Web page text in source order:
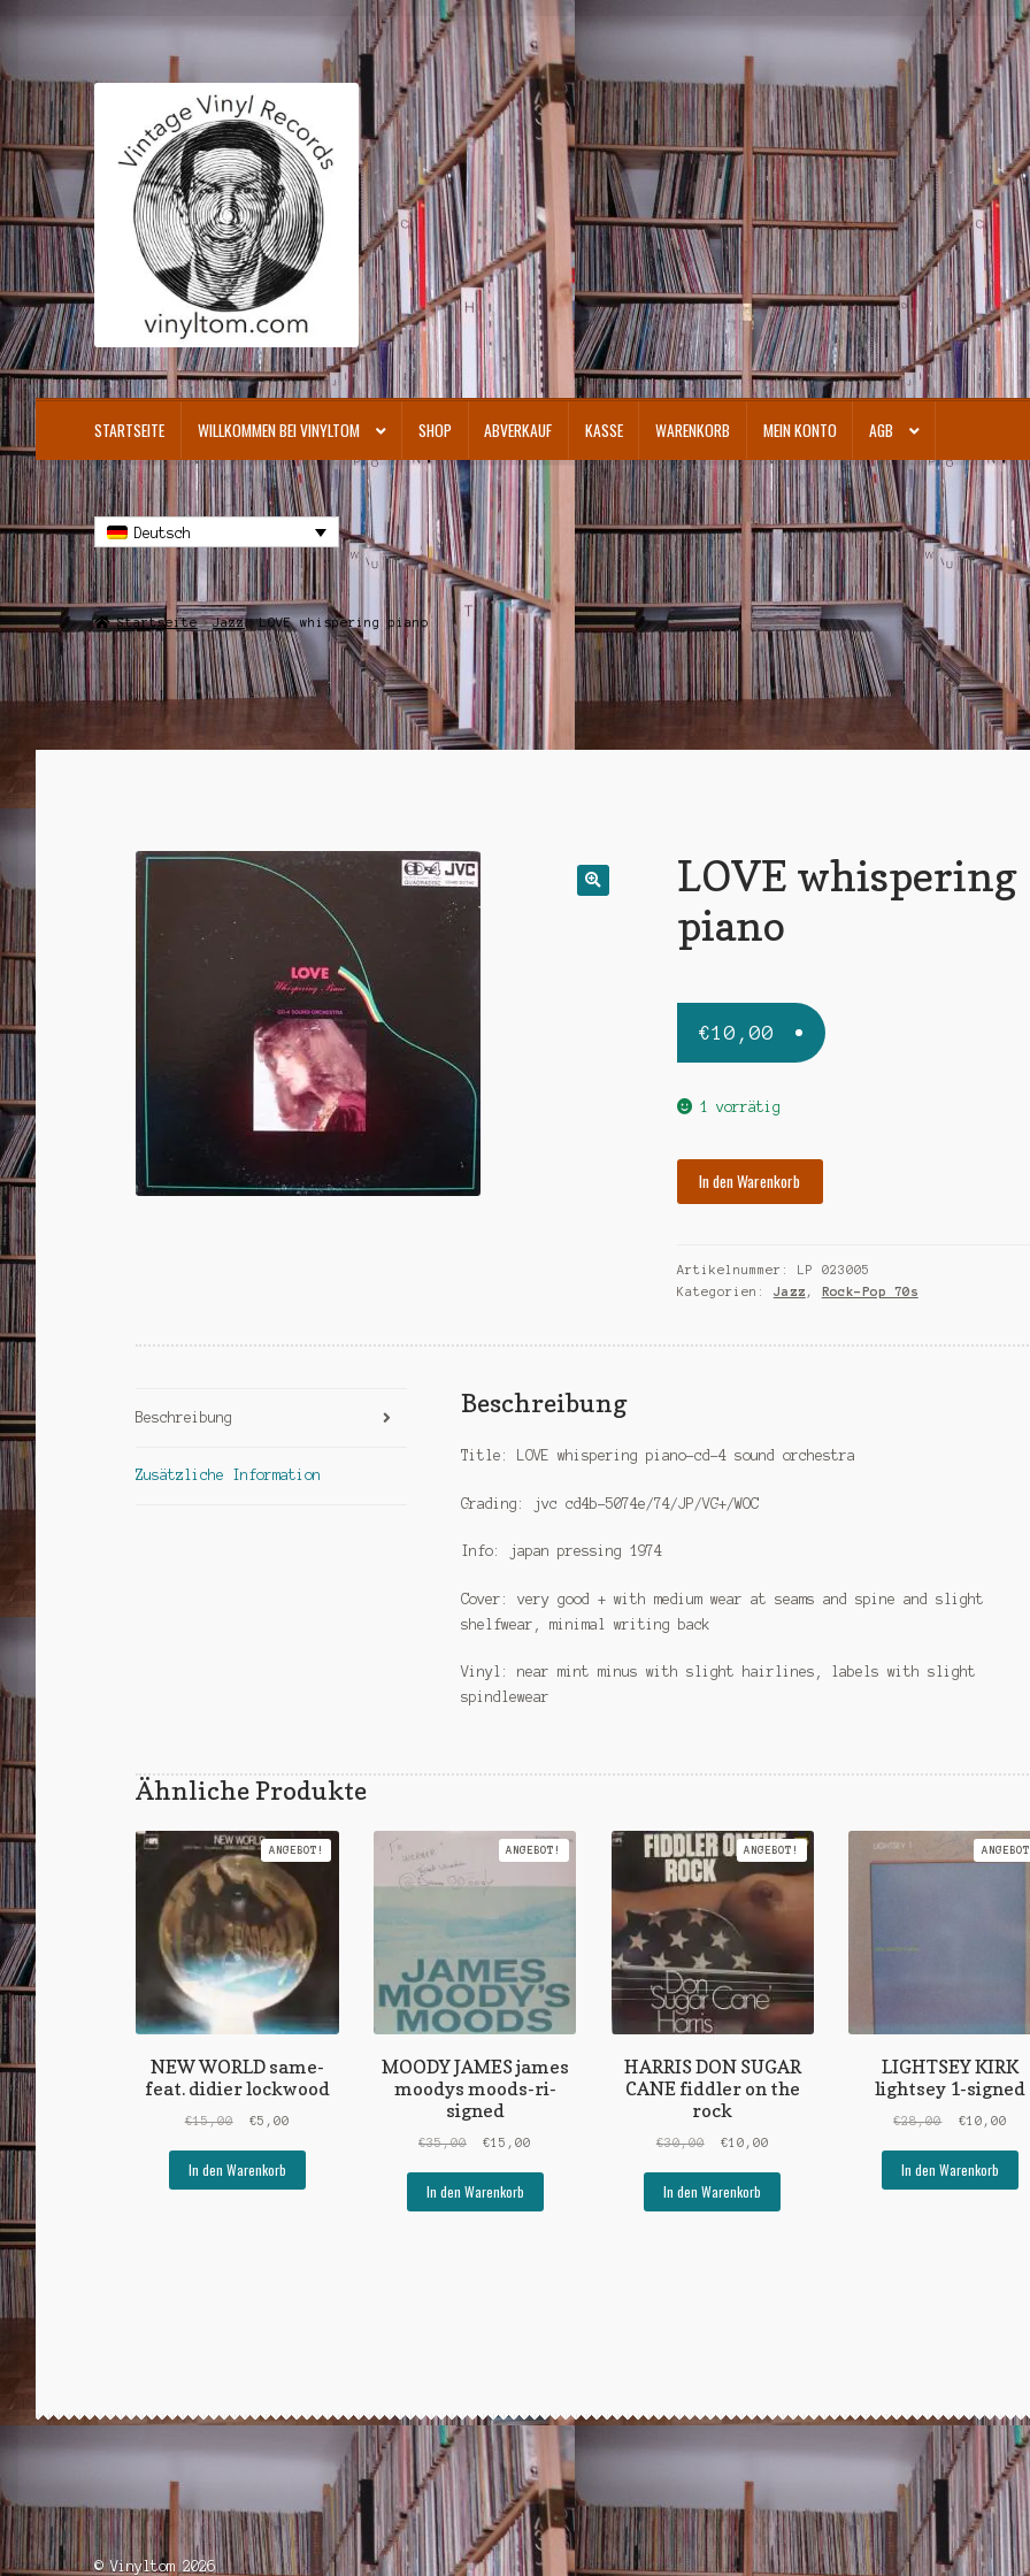
Zur
Navigation
springen
Zum
springen
STARTSEITE WILLKOMMEN BEI VINYLTOM SHOP ABVERKAUF KASSE WARENKORB MEIN KONTO AGB
Deutsch
Startseite Jazz LOVE whispering piano
LOVE whispering
piano
€10,00
1 vorrätig
In den Warenkorb
Artikelnummer:
LP 023005
Kategorien: Jazz , Rock-Pop 70s
Beschreibung
Zusätzliche Information
Beschreibung
Title: LOVE whispering piano-cd-4 sound orchestra
Grading: jvc cd4b-5074e/74/JP/VG+/WOC
Info: japan pressing 1974
Cover: very good + with medium wear at seams and spine and slight
shelfwear, minimal writing back
Vinyl: near mint minus with slight hairlines, labels with slight
spindlewear
Ähnliche Produkte
NEW WORLD same-
feat. didier lockwood
ANGEBOT!
€15,00
Ursprünglicher
war:
€5,00
€5,00.
In den Warenkorb
MOODY JAMES james
moodys moods-ri-
signed
ANGEBOT!
€35,00
Ursprünglicher
war:
€15,00
€15,00.
In den Warenkorb
HARRIS DON SUGAR
CANE fiddler on the
rock
ANGEBOT!
€30,00
Ursprünglicher
war:
€10,00
€10,00.
In den Warenkorb
LIGHTSEY KIRK
lightsey 1-signed
€28,00
war:
€10,00
In den Warenkorb
© Vinyltom 2026